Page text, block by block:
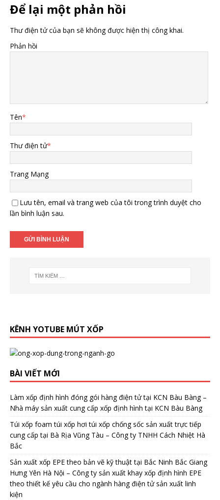
Để lại một phản hồi
Thư điện tử của bạn sẽ không được hiện thị công khai.
Phản hồi
Tên*
Thư điện tử*
Trang Mạng
Lưu tên, email và trang web của tôi trong trình duyệt cho
lần bình luận sau.
KÊNH YOTUBE MÚT XỐP
BÀI VIẾT MỚI
Làm xốp định hình đóng gói hàng điện tử tại KCN Bàu Bàng –
Nhà máy sản xuất cung cấp xốp định hình tại KCN Bàu Bàng
Túi xốp foam túi xốp hơi túi xốp chống sốc sản xuất trực tiếp
cung cấp tại Bà Rịa Vũng Tàu – Công ty TNHH Cách Nhiệt Hà
Bắc
Sản xuất xốp EPE theo bản vẽ kỹ thuật tại Bắc Ninh Bắc Giang
Hưng Yên Hà Nội – Công ty sản xuất khay xốp định hình EPE
theo thiết kế yêu cầu cho ngành hàng điện tử sản xuất linh
kiện